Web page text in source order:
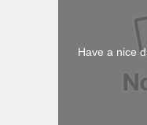
Have a nice